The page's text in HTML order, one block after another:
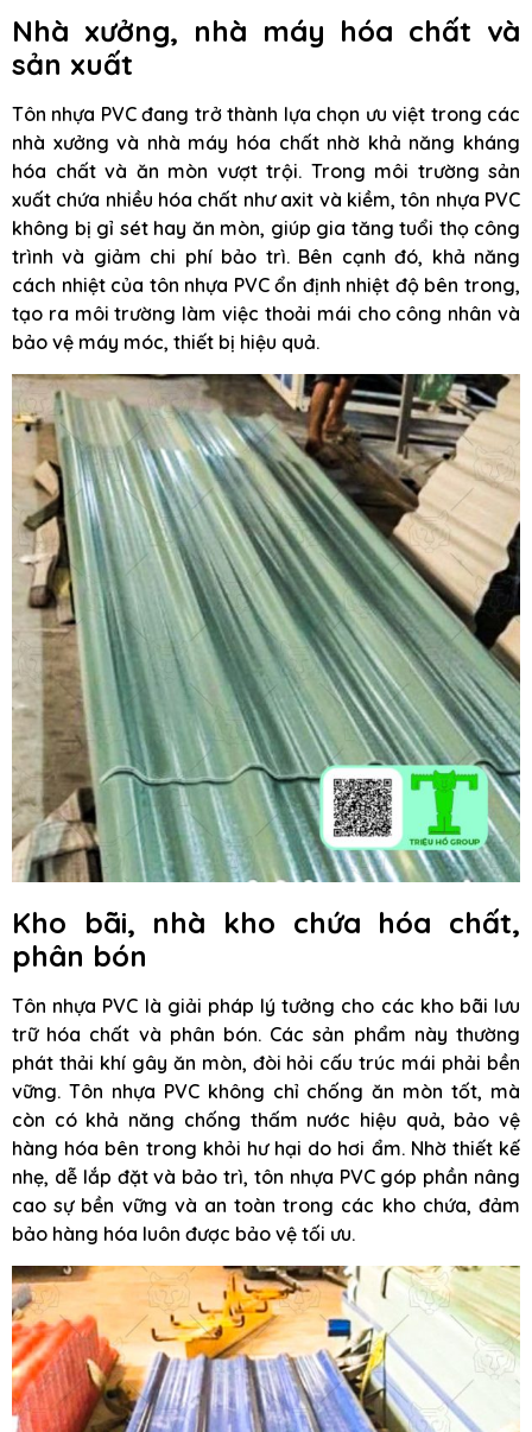
Nhà xưởng, nhà máy hóa chất và
sản xuất
Tôn nhựa PVC đang trở thành lựa chọn ưu việt trong các
nhà xưởng và nhà máy hóa chất nhờ khả năng kháng
hóa chất và ăn mòn vượt trội. Trong môi trường sản
xuất chứa nhiều hóa chất như axit và kiềm, tôn nhựa PVC
không bị gỉ sét hay ăn mòn, giúp gia tăng tuổi thọ công
trình và giảm chi phí bảo trì. Bên cạnh đó, khả năng
cách nhiệt của tôn nhựa PVC ổn định nhiệt độ bên trong,
tạo ra môi trường làm việc thoải mái cho công nhân và
bảo vệ máy móc, thiết bị hiệu quả.
Kho bãi, nhà kho chứa hóa chất,
phân bón
Tôn nhựa PVC là giải pháp lý tưởng cho các kho bãi lưu
trữ hóa chất và phân bón. Các sản phẩm này thường
phát thải khí gây ăn mòn, đòi hỏi cấu trúc mái phải bền
vững. Tôn nhựa PVC không chỉ chống ăn mòn tốt, mà
còn có khả năng chống thấm nước hiệu quả, bảo vệ
hàng hóa bên trong khỏi hư hại do hơi ẩm. Nhờ thiết kế
nhẹ, dễ lắp đặt và bảo trì, tôn nhựa PVC góp phần nâng
cao sự bền vững và an toàn trong các kho chứa, đảm
bảo hàng hóa luôn được bảo vệ tối ưu.